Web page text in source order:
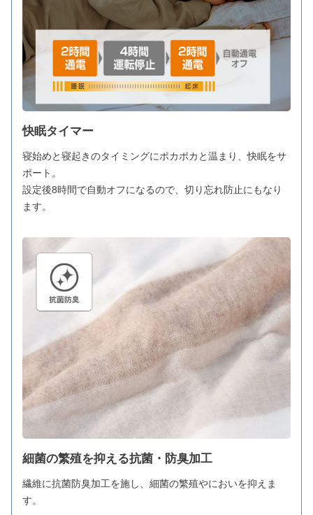
快眠タイマー
寝始めと寝起きのタイミングにポカポカと温まり、快眠をサ
ポート。
設定後8時間で自動オフになるので、切り忘れ防止にもなり
ます。
細菌の繁殖を抑える抗菌・防臭加工
繊維に抗菌防臭加工を施し、細菌の繁殖やにおいを抑えま
す。